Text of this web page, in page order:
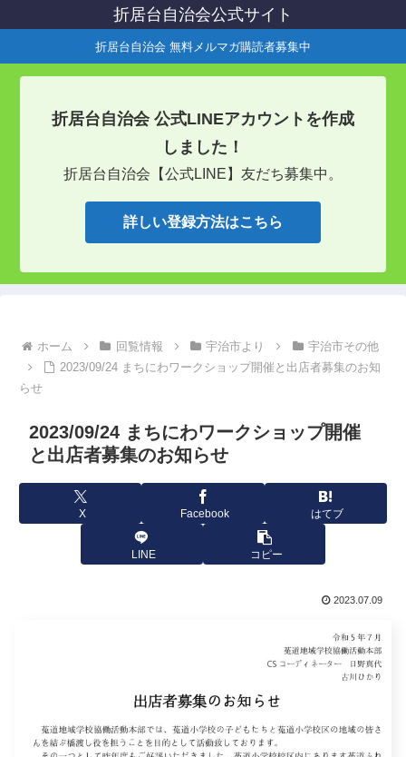
折居台自治会公式サイト
折居台自治会 無料メルマガ購読者募集中
折居台自治会 公式LINEアカウントを作成
しました！
折居台自治会【公式LINE】友だち募集中。
詳しい登録方法はこちら
ホーム 回覧情報 宇治市より
宇治市その他
2023/09/24 まちにわワークショップ開催と出店者募集のお知
らせ
2023/09/24 まちにわワークショップ開催
と出店者募集のお知らせ
X Facebook はてブ
LINE コピー
2023.07.09